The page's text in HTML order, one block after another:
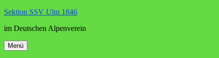
Zum
springen
Sektion SSV Ulm 1846
im Deutschen Alpenverein
Menü